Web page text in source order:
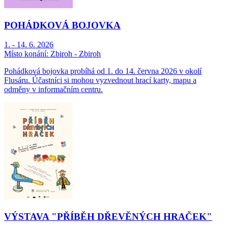
POHÁDKOVÁ BOJOVKA
1. - 14. 6. 2026
Místo konání: Zbiroh - Zbiroh
Pohádková bojovka probíhá od 1. do 14. června 2026 v okolí
Flusáru. Účastníci si mohou vyzvednout hrací karty, mapu a
odměny v informačním centru.
VÝSTAVA "PŘÍBĚH DŘEVĚNÝCH HRAČEK"